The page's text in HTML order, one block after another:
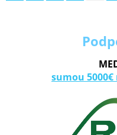
sumou 5000€